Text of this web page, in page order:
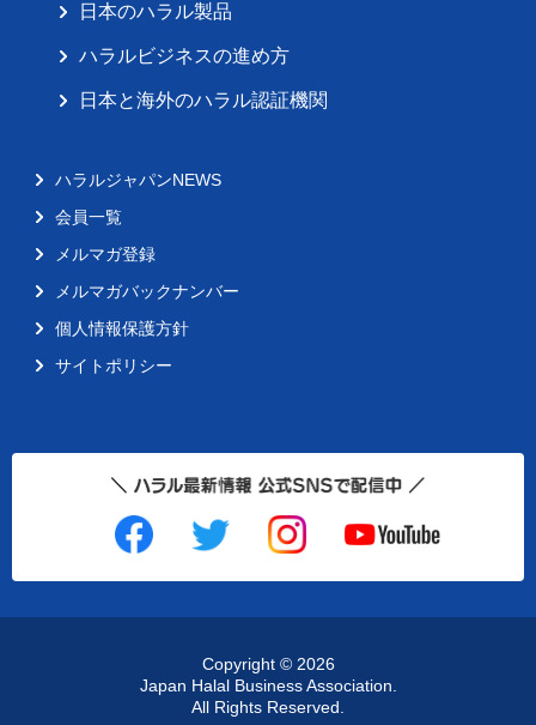
日本のハラル製品
ハラルビジネスの進め方
日本と海外のハラル認証機関
ハラルジャパンNEWS
会員一覧
メルマガ登録
メルマガバックナンバー
個人情報保護方針
サイトポリシー
Copyright © 2026
Japan Halal Business Association.
All Rights Reserved.